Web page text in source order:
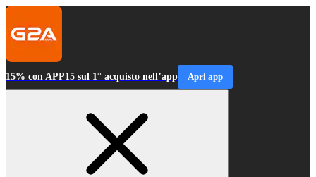
15% con APP15 sul 1° acquisto nell’app Apri app